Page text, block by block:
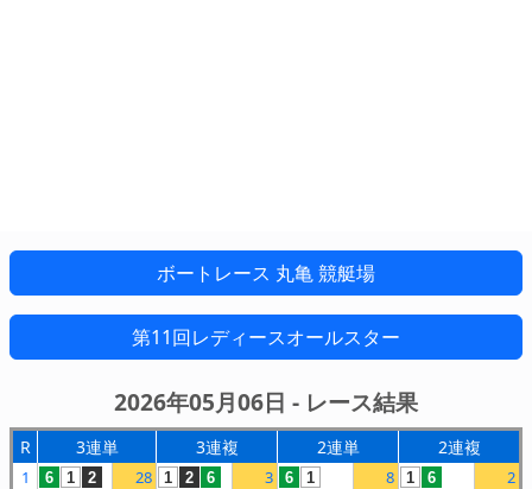
ボートレース 丸亀 競艇場
第11回レディースオールスター
2026年05月06日 - レース結果
R 3連単 3連複 2連単 2連複
1 6 1 2 28 1 2 6 3 6 1 8 1 6
2